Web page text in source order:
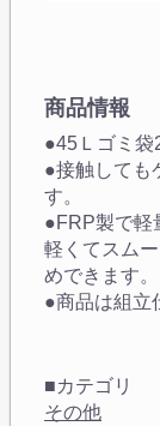
商品情報
●45Ｌゴミ袋
●接触しても
す。
●FRP製で軽
軽くてスム
めできます。
●商品は組立
■カテゴリ
その他